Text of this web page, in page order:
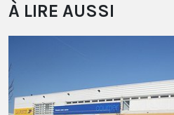
À LIRE AUSSI